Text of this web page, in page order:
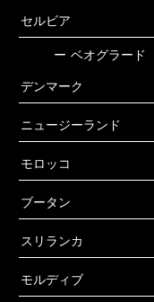
セルビア
ー ベオグラード
デンマーク
ニュージーランド
モロッコ
ブータン
スリランカ
モルディブ